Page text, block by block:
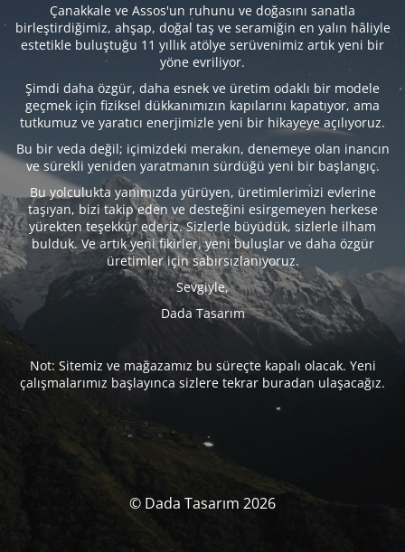
Çanakkale ve Assos'un ruhunu ve doğasını sanatla
birleştirdiğimiz, ahşap, doğal taş ve seramiğin en yalın hâliyle
estetikle buluştuğu 11 yıllık atölye serüvenimiz artık yeni bir
yöne evriliyor.
Şimdi daha özgür, daha esnek ve üretim odaklı bir modele
geçmek için fiziksel dükkanımızın kapılarını kapatıyor, ama
tutkumuz ve yaratıcı enerjimizle yeni bir hikayeye açılıyoruz.
Bu bir veda değil; içimizdeki merakın, denemeye olan inancın
ve sürekli yeniden yaratmanın sürdüğü yeni bir başlangıç.
Bu yolculukta yanımızda yürüyen, üretimlerimizi evlerine
taşıyan, bizi takip eden ve desteğini esirgemeyen herkese
yürekten teşekkür ederiz. Sizlerle büyüdük, sizlerle ilham
bulduk. Ve artık yeni fikirler, yeni buluşlar ve daha özgür
üretimler için sabırsızlanıyoruz.
Sevgiyle,
Dada Tasarım
Not: Sitemiz ve mağazamız bu süreçte kapalı olacak. Yeni
çalışmalarımız başlayınca sizlere tekrar buradan ulaşacağız.
© Dada Tasarım 2026